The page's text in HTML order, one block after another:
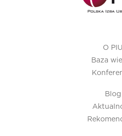
O PIU
Baza
Blog